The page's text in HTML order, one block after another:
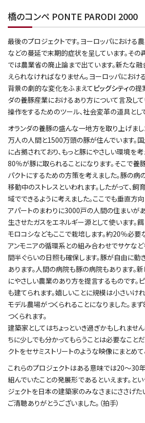
橋のコンペ PONTE PARODI 2000
最後のプロジェクトです。ヨーロッパにおける
などの蔓延で末期的症状を呈しています。その
では農業省の廃止論まで出ています。新たな
えられなければなりません。ヨーロッパにお
背景の劇的な変化をふまえて ピッグシティの提
ダの養豚産業におけるあり方について言及して
操作をするためのツール、社会変革の道具とし
オランダの養豚の盛んな一地方を取り上げまし
万人の人間と1500万頭の豚が住んでいます。
に占拠されており、もっと豚にやさしい環境を
80％が豚に取られることになります。そこで養
パクトにするための方策を考えました。豚の
移動中のストレスといわれます。したがって、
域でできるように考えました。ここでも垂直方
アパートのまわりに3000戸の人間の住まいが
生させたガスをエネルギー源として使います。
モロコシなどもここで栽培します。約20％必
アンモニアの循環系との組み合わせでサケなど
間半ぐらいの日照も確保します。豚が自由に動
あります。人間の病院も豚の病院もあります。
にやさしい農業のあり方を提言するものです。
も建てられます。嬉しいことに規模は小さいけ
モデル農場がつくられることになりました。ま
つくられます。
建築家としてはちょっといき過ぎかもしれませ
ちに少しでも分かってもらうことは必要なこと
クトをセサミストリートのような映像にまとめて
これらのプロジェクトはある意味では20～30
組んでいたことの発展形であるといえます。とい
ジェクトを日本の建築家のみなさまにささげた
ご清聴ありがとうございました。（拍手）